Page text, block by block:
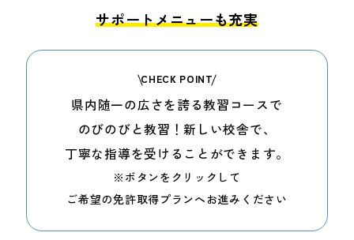
サポートメニューも充実
CHECK POINT
県内随一の広さを誇る教習コースで
のびのびと教習！新しい校舎で、
丁寧な指導を受けることができます。
※ボタンをクリックして
ご希望の免許取得プランへ お進みください